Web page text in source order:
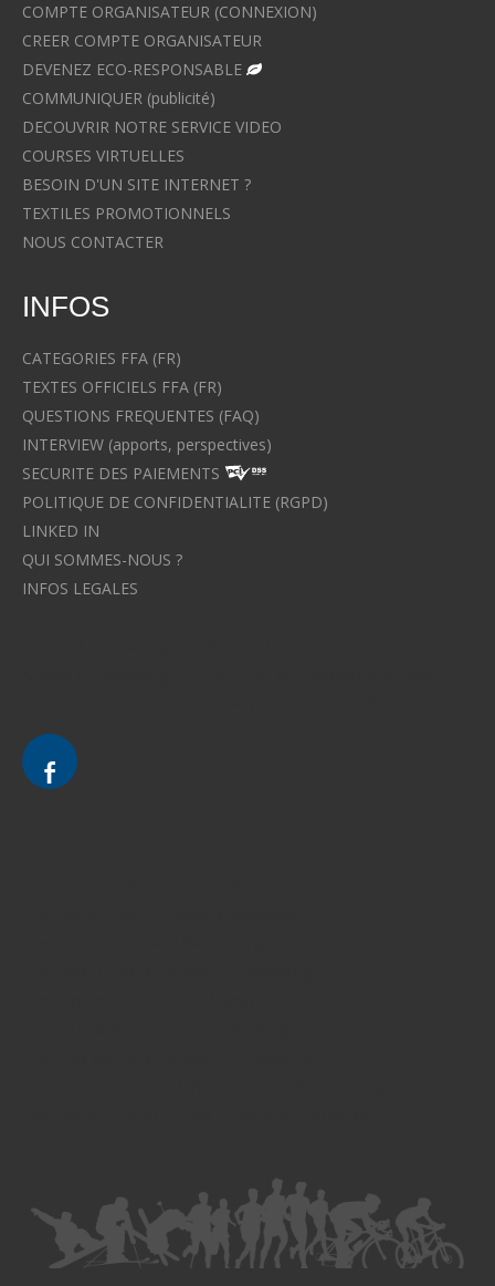
COMPTE ORGANISATEUR (CONNEXION)
CREER COMPTE ORGANISATEUR
DEVENEZ ECO-RESPONSABLE
COMMUNIQUER (publicité)
DECOUVRIR NOTRE SERVICE VIDEO
COURSES VIRTUELLES
BESOIN D'UN SITE INTERNET ?
TEXTILES PROMOTIONNELS
NOUS CONTACTER
INFOS
CATEGORIES FFA (FR)
TEXTES OFFICIELS FFA (FR)
QUESTIONS FREQUENTES (FAQ)
INTERVIEW (apports, perspectives)
SECURITE DES PAIEMENTS
POLITIQUE DE CONFIDENTIALITE (RGPD)
LINKED IN
QUI SOMMES-NOUS ?
INFOS LEGALES